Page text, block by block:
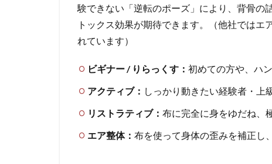
ーマ
ン）
4
ガ
普
及
地
験できない「逆転のポーズ」により、背骨の
トックス効果が期待できます。（他社では
れています）
ビギナー / りらっくす： 初めての方や、ハ
アクティブ： しっかり動きたい経験者・上
リストラティブ： 布に完全に身をゆだね、
エア整体： 布を使って身体の歪みを補正し